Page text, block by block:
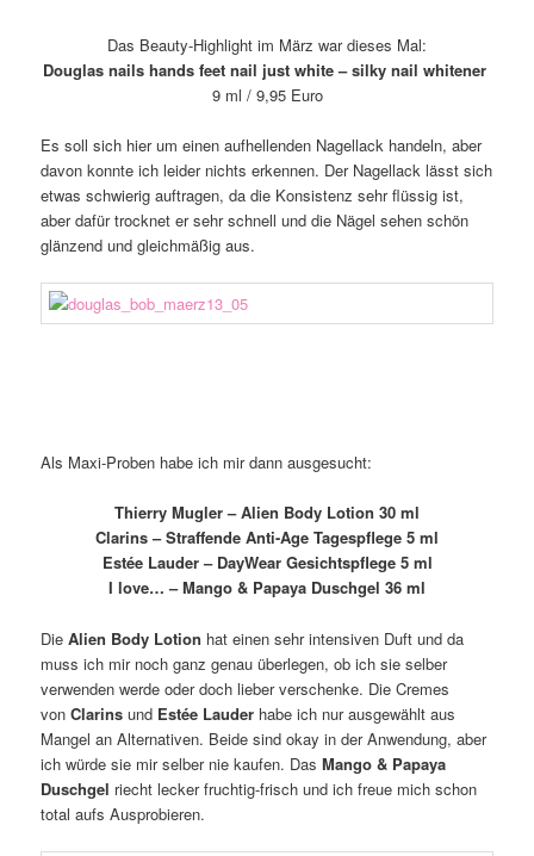
Das Beauty-Highlight im März war dieses Mal:
Douglas nails hands feet nail just white – silky nail whitener
9 ml / 9,95 Euro
Es soll sich hier um einen aufhellenden Nagellack handeln, aber
davon konnte ich leider nichts erkennen. Der Nagellack lässt sich
etwas schwierig auftragen, da die Konsistenz sehr flüssig ist,
aber dafür trocknet er sehr schnell und die Nägel sehen schön
glänzend und gleichmäßig aus.
Als Maxi-Proben habe ich mir dann ausgesucht:
Thierry Mugler – Alien Body Lotion 30 ml
Clarins – Straffende Anti-Age Tagespflege 5 ml
Estée Lauder – DayWear Gesichtspflege 5 ml
I love… – Mango & Papaya Duschgel 36 ml
DieAlien Body Lotion hat einen sehr intensiven Duft und da
muss ich mir noch ganz genau überlegen, ob ich sie selber
verwenden werde oder doch lieber verschenke. Die Cremes
vonClarins und Estée Lauder habe ich nur ausgewählt aus
Mangel an Alternativen. Beide sind okay in der Anwendung, aber
ich würde sie mir selber nie kaufen. DasMango & Papaya
Duschgel riecht lecker fruchtig-frisch und ich freue mich schon
total aufs Ausprobieren.